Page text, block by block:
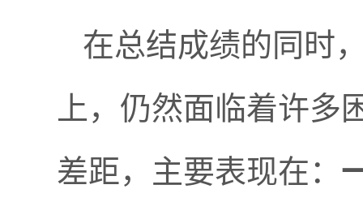
在总结成绩的同时
上，仍然面临着许
差距，主要表现在：